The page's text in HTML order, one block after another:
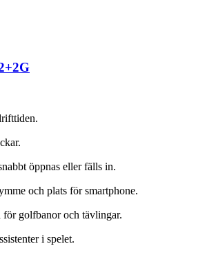
öppnas eller fälls in.
och plats för smartphone.
golfbanor och tävlingar.
i spelet.